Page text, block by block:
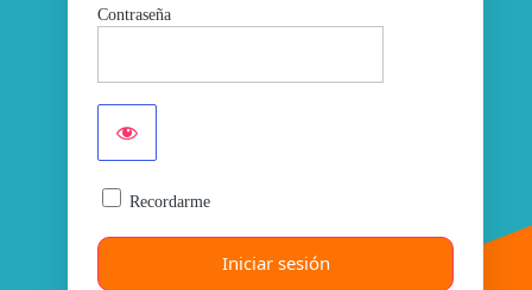
Contraseña
Recordarme